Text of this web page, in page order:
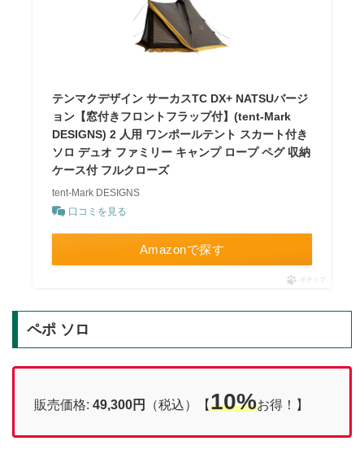
テンマクデザイン サーカスTC DX+ NATSUバージ
ョン【窓付きフロントフラップ付】(tent-Mark
DESIGNS) 2 人用 ワンポールテント スカート付き
ソロ デュオ ファミリー キャンプ ロープ ペグ 収納
ケース付 フルクローズ
tent-Mark DESIGNS
口コミを見る
Amazonで探す
ポチップ
ペポ ソロ
販売価格: 49,300円 （税込）【10%お得！】